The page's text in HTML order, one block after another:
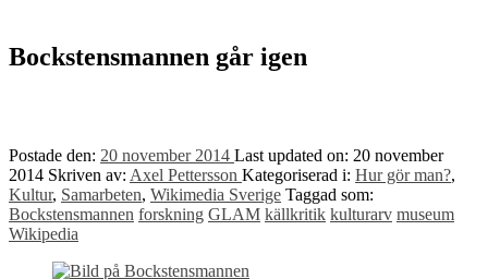
Bockstensmannen går igen
Postade den: 20 november 2014 Last updated on: 20 november
2014 Skriven av: Axel Pettersson Kategoriserad i: Hur gör man?,
Kultur, Samarbeten, Wikimedia Sverige Taggad som:
Bockstensmannen forskning GLAM källkritik kulturarv museum
Wikipedia